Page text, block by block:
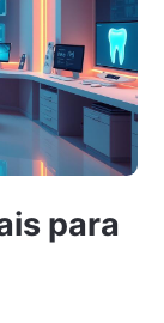
para